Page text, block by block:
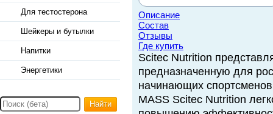
Для тестостерона
Шейкеры и бутылки
Напитки
Энергетики
Найти
Описание
Состав
Отзывы
Где купить
Scitec Nutrition
предназначенную для
начинающих
MASS Scitec Nutrition